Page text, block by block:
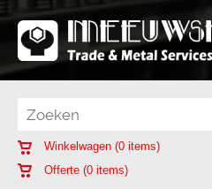
Winkelwagen (0 items)
Offerte (0 items)